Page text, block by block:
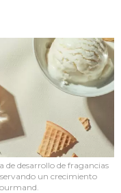
de desarrollo de fragancias
un crecimiento